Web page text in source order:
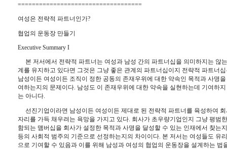
===================================
여성은 전략적 파트너인가?
협업의 운동장 만들기
Executive Summary I
본 저서에서 전략적 파트너는 여성과 남성 간의 파트너십을 의미하지는 않
계를 유지하고 있다면 그것은 그냥 좋은 관계의 파트너십이지 전략적 파트너
남성이든 여성이든 조직이 정한 공동의 존재우위에 대한 약속인 목적과 사명
여하는지의 문제이다 남성도 이 존재우위에 대한 약속을 실현하는데 기여하
는 아니다
선진기업이라면 남성이든 여성이든 제대로 된 전략적 파트너를 육성하여
자리를 가득 채우려는 욕망을 가지고 있다 회사가 초우량기업인지 그냥 평범
함되는 맴버십을 회사가 설정한 목적과 사명을 달성할 수 있는 인재에서 찾는
등의 사회적 범주의 기준으로 선정하는지의 차이이다 본 저서는 여성들도 유
으로 기여할 수 있음과 이를 위해 남성과 여성의 협업의 운동장을 설계하는 법